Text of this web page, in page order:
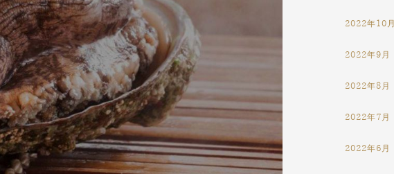
2022年10月
2022年9月
2022年8月
2022年7月
2022年6月